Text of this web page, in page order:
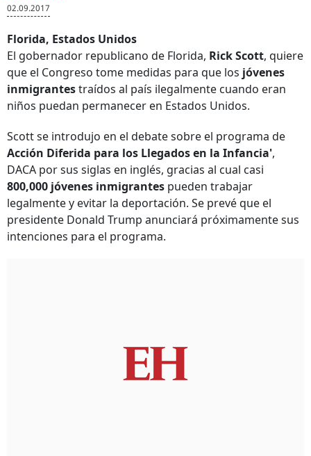
02.09.2017
Florida, Estados Unidos
El gobernador republicano de Florida, Rick Scott, quiere
que el Congreso tome medidas para que los jóvenes
inmigrantestraídos al país ilegalmente cuando eran
niños puedan permanecer en Estados Unidos.
Scott se introdujo en el debate sobre el programa de
Acción Diferida para los Llegados en la Infancia',
DACA por sus siglas en inglés, gracias al cual casi
800,000 jóvenes inmigrantes pueden trabajar
legalmente y evitar la deportación. Se prevé que el
presidente Donald Trump anunciará próximamente sus
intenciones para el programa.